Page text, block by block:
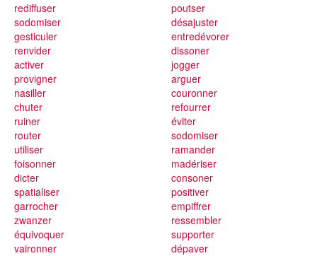
rediffuser
sodomiser
gesticuler
renvider
activer
provigner
nasiller
chuter
ruiner
poutser
désajuster
entredévorer
dissoner
jogger
arguer
couronner
refourrer
éviter
router
utiliser
foisonner
dicter
spatialiser
garrocher
zwanzer
équivoquer
vaironner
sodomiser
ramander
madériser
consoner
positiver
empiffrer
ressembler
supporter
dépaver